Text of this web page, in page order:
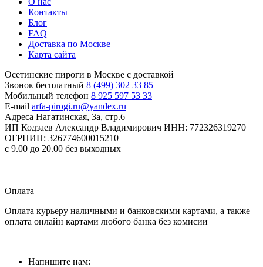
Контакты
Блог
FAQ
Доставка по Москве
Карта сайта
Осетинские пироги в Москве с доставкой
Звонок бесплатный 8 (499) 302 33 85
Мобильный телефон 8 925 597 53 33
E-mail arfa-pirogi.ru@yandex.ru
Адреса Нагатинская, 3а, стр.6
ИП Кодзаев Александр Владимирович ИНН: 772326319270
ОГРНИП: 326774600015210
с 9.00 до 20.00 без выходных
Оплата
Оплата курьеру наличными и банковскими картами, а также
оплата онлайн картами любого банка без комисии
Напишите нам: